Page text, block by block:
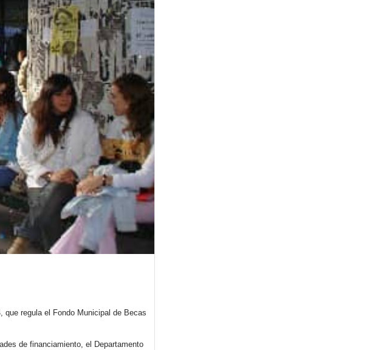
que regula el Fondo Municipal de Becas
de financiamiento, el Departamento